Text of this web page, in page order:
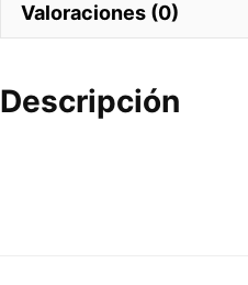
Valoraciones (0)
Descripción